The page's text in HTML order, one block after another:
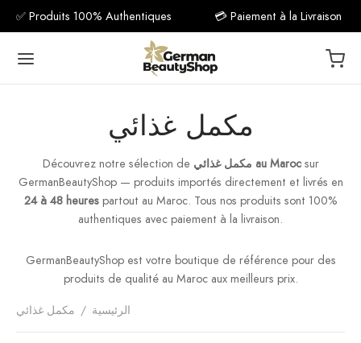
✅ Produits 100% Authentiques 💳 Paiement à la Livraison
مكمل غذائي
Découvrez notre sélection de مكمل غذائي au Marocsur
GermanBeautyShop — produits importés directement et livrés en
24 à 48 heurespartout au Maroc. Tous nos produits sont 100%
authentiques avec paiement à la livraison.
GermanBeautyShop est votre boutique de référence pour des
produits de qualité au Maroc aux meilleurs prix.
الرئيسية / مكمل غذائي
مكمل